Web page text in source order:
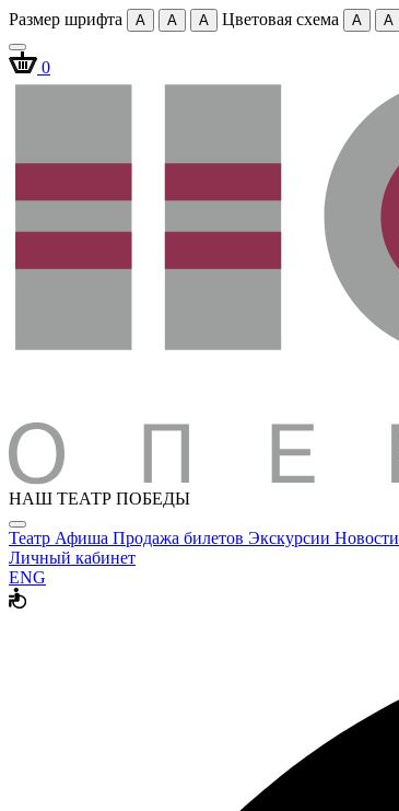
Размер шрифта A A A Цветовая схема A A
0
НАШ ТЕАТР ПОБЕДЫ
Театр Афиша Продажа билетов Экскурсии Новости
Личный кабинет
ENG